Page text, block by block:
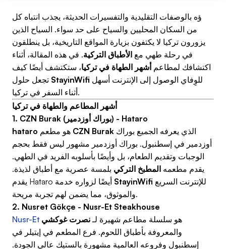
ؤه بالوصفات التقليدية والتفسيرات الحديثة، يجذب انتباه كل
من السكان المحليين والسياح على حد سواء. السياح الذين
يزورون تركيا لا يكتفون بزيارة المواقع التاريخية، بل ينطلقون
في رحلة طهي مع الأطباق التركية. في هذه المقالة، أثناء
اكتشافك لمطاعم أشهر الطهاة في تركيا، ستكتشف أيضًا كيف
StayinWifi
أثناء السفر في تركيا.
أشهر المطاعم والطهاة في تركيا
1. CZN Burak (بوراك أوزدمير) - Hataro
hataro
CZN Burak
أوزدمير في إسطنبول. بوراك أوزدمير مشهور ليس فقط بحجم
الوجبات وتقديم الطعام، بل وأيضًا بأسلوبه الفريد في الطهي.
يقدم مطعمه المطبخ التركي بلمسة عصرية مع أطباق لذيذة.
StayinWifi
والموثوق، مما يضمن لهم تجربة مريحة.
2. Nusret Gökçe - Nusr-Et Steakhouse
Nusr-Et
هو سلسلة مطاعم شهيرة لـنصرت غوكشي
والمعروفة بأطباق اللحوم. فرع المطعم في إيتيلر في
إسطنبول وفروعه العالمية مشهورة بالستيك عالي الجودة.